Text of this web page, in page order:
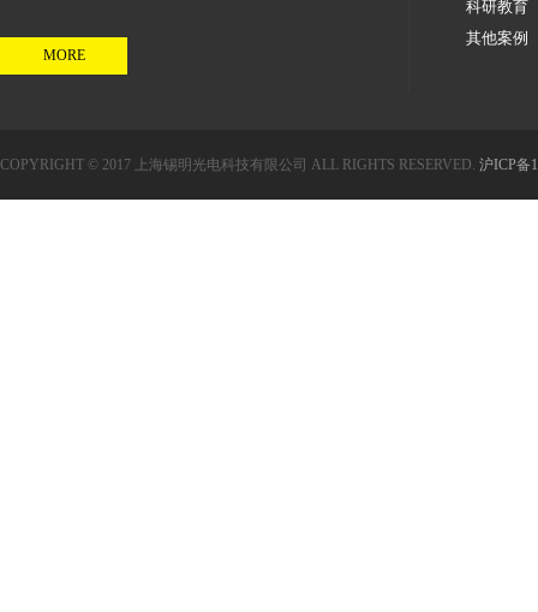
MORE
科研教育
其他案例
COPYRIGHT © 2017 上海锡明光电科技有限公司 ALL RIGHTS RESERVED. 沪ICP备